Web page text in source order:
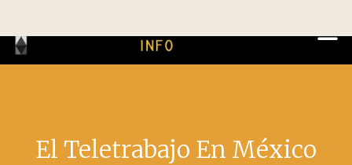
El Teletrabajo En México